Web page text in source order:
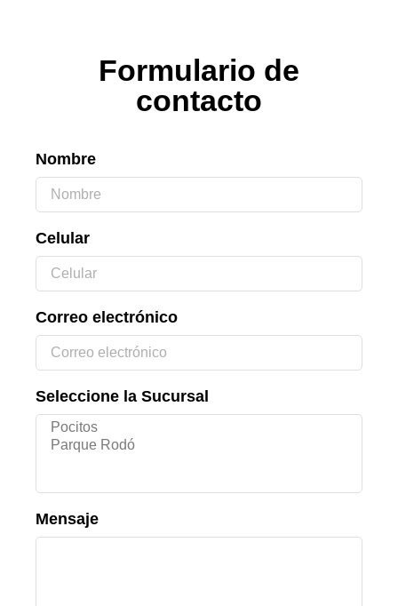
Formulario de
contacto
Nombre
Celular
Correo electrónico
Seleccione la Sucursal
Mensaje